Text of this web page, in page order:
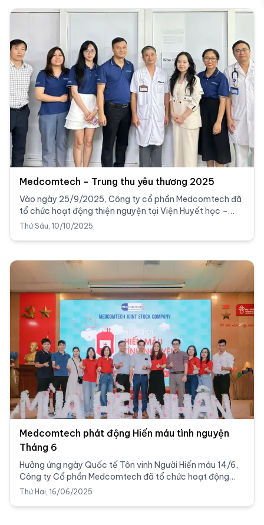
Medcomtech - Trung thu yêu thương 2025
Vào ngày 25/9/2025, Công ty cổ phần Medcomtech đã
tổ chức hoạt động thiện nguyện tại Viện Huyết học –
Truyền máu Trung ương, Bệnh viện Bạch Mai và Bệnh
Thứ Sáu, 10/10/2025
Medcomtech phát động Hiến máu tình nguyện
Tháng 6
Hưởng ứng ngày Quốc tế Tôn vinh Người Hiến máu 14/6,
Công ty Cổ phần Medcomtech đã tổ chức hoạt động
hiến máu tình nguyện với sự tham gia của cán bộ nhân
Thứ Hai, 16/06/2025